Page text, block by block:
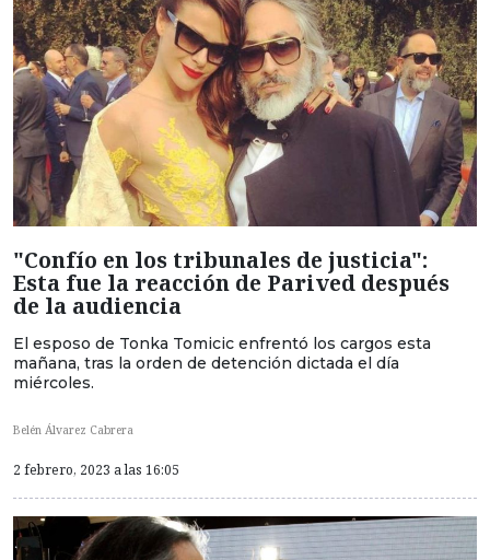
"Confío en los tribunales de justicia":
Esta fue la reacción de Parived después
de la audiencia
El esposo de Tonka Tomicic enfrentó los cargos esta
mañana, tras la orden de detención dictada el día
miércoles.
Belén Álvarez Cabrera
2 febrero, 2023 a las 16:05